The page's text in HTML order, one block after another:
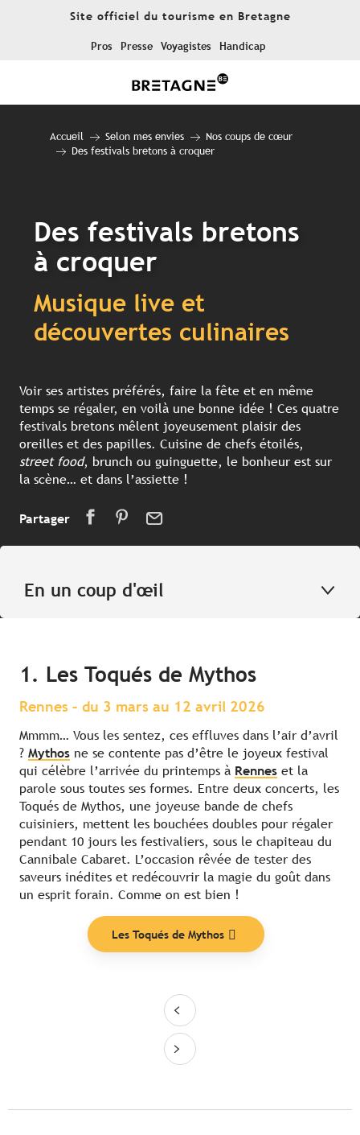
Site officiel du tourisme en Bretagne
Pros Presse Voyagistes Handicap
Accueil Selon mes envies
Nos coups de cœur
Des festivals bretons à croquer
Des festivals bretons
à croquer
Musique live et
découvertes culinaires
Voir ses artistes préférés, faire la fête et en même
temps se régaler, en voilà une bonne idée ! Ces quatre
festivals bretons mêlent joyeusement plaisir des
oreilles et des papilles. Cuisine de chefs étoilés,
street food, brunch ou guinguette, le bonheur est sur
la scène… et dans l’assiette !
Partager
En un coup d'œil
1. Les Toqués de Mythos
Rennes – du 3 mars au 12 avril 2026
Mmmm… Vous les sentez, ces effluves dans l’air d’avril
? Mythos ne se contente pas d’être le joyeux festival
qui célèbre l’arrivée du printemps à Rennes et la
parole sous toutes ses formes. Entre deux concerts, les
Toqués de Mythos, une joyeuse bande de chefs
cuisiniers, mettent les bouchées doubles pour régaler
pendant 10 jours les festivaliers, sous le chapiteau du
Cannibale Cabaret. L’occasion rêvée de tester des
saveurs inédites et redécouvrir la magie du goût dans
un esprit forain. Comme on est bien !
Les Toqués de Mythos